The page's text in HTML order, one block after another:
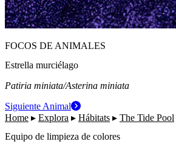
FOCOS DE ANIMALES
Estrella murciélago
Patiria miniata/Asterina miniata
Siguiente Animal
Home ▸ Explora ▸ Hábitats ▸ The Tide Pool
Equipo de limpieza de colores